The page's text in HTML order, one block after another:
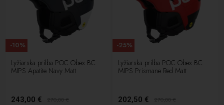
Lyžiarska prilba POC Obex BC
MIPS Apatite Navy Matt
243,00 € 270,00€
-10%
Lyžiarska prilba POC Obex BC
MIPS Prismane Red Matt
202,50 € 270,00€
-25%